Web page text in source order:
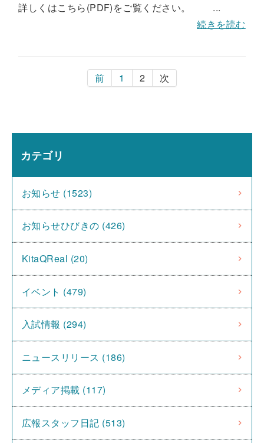
詳しくはこちら(PDF)をご覧ください。 ...
続きを読む
前 1 2 次
カテゴリ
お知らせ (1523)
お知らせひびきの (426)
KitaQReal (20)
イベント (479)
入試情報 (294)
ニュースリリース (186)
メディア掲載 (117)
広報スタッフ日記 (513)